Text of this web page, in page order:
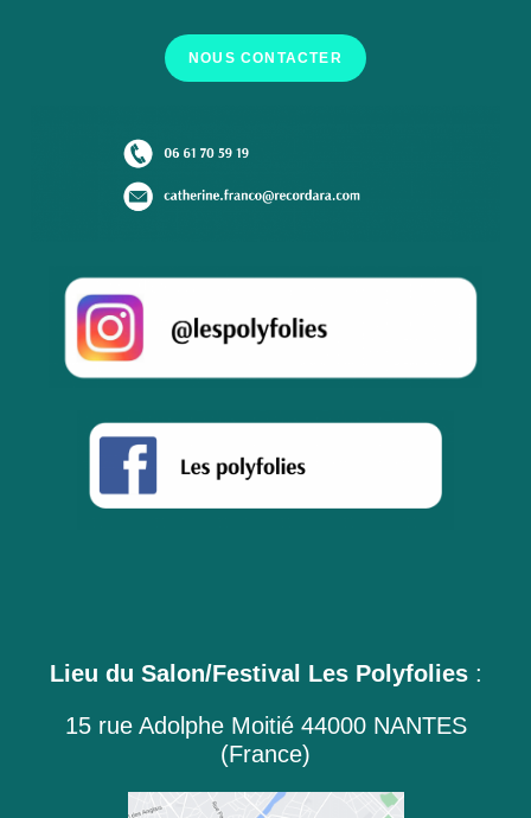
NOUS CONTACTER
Lieu du Salon/Festival Les Polyfolies:
15 rue Adolphe Moitié 44000 NANTES
(France)